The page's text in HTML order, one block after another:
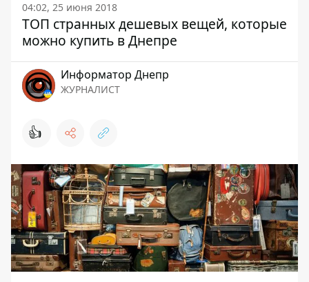
04:02, 25 июня 2018
ТОП странных дешевых вещей, которые
можно купить в Днепре
Информатор Днепр
ЖУРНАЛИСТ
👍